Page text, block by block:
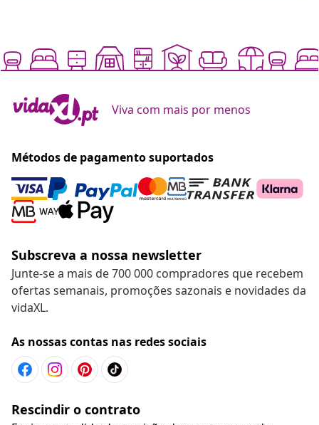
Viva com mais por menos
Métodos de pagamento suportados
Subscreva a nossa newsletter
Junte-se a mais de 700 000 compradores que recebem
ofertas semanais, promoções sazonais e novidades da
vidaXL.
As nossas contas nas redes sociais
Rescindir o contrato